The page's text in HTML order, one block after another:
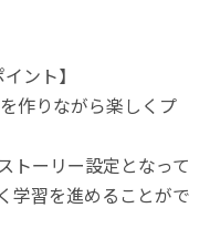
ント】
作りながら楽しくプ
トーリー設定となって
学習を進めることがで